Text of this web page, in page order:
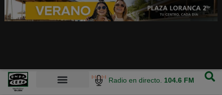
Radio en directo. 104.6 FM